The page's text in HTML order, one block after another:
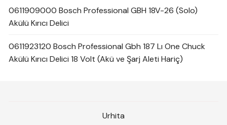
0611909000 Bosch Professional GBH 18V-26 (Solo)
Akülü Kırıcı Delici
0611923120 Bosch Professional Gbh 187 Lı One Chuck
Akülü Kırıcı Delici 18 Volt (Akü ve Şarj Aleti Hariç)
Urhita